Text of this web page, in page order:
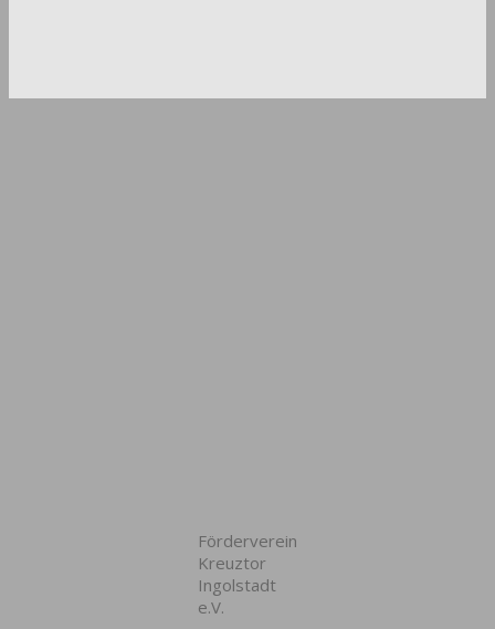
Förderverein
Kreuztor
Ingolstadt
e.V.